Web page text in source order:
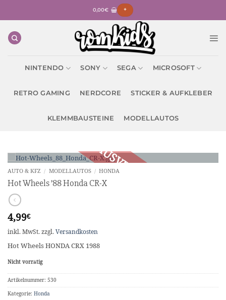
0,00€ +
NINTENDO SONY SEGA MICROSOFT
RETRO GAMING NERDCORE STICKER & AUFKLEBER
KLEMMBAUSTEINE MODELLAUTOS
AUTO & KFZ / MODELLAUTOS / HONDA
Hot Wheels ’88 Honda CR-X
4,99€
inkl. MwSt. zzgl. Versandkosten
Hot Wheels HONDA CRX 1988
Nicht vorrätig
Artikelnummer: 530
Kategorie: Honda